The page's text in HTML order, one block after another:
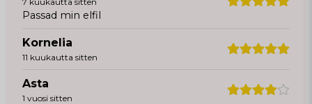
Passad min elfil
Kornelia
11 kuukautta sitten
Asta
1 vuosi sitten